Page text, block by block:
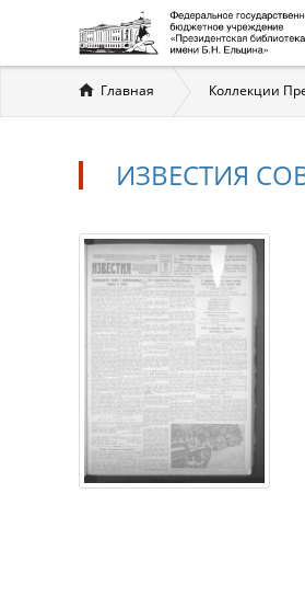
Вы
здесь
Главная Коллекции
ИЗВЕСТИЯ